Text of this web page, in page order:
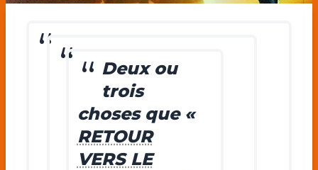
Deux ou
trois
choses que «
RETOUR
VERS LE